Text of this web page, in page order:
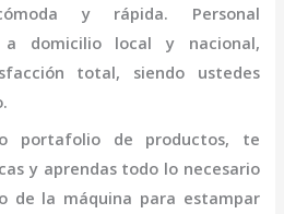
y rápida. Personal
a domicilio local y nacional,
total, siendo ustedes
portafolio de productos, te
y aprendas todo lo necesario
de la máquina para estampar